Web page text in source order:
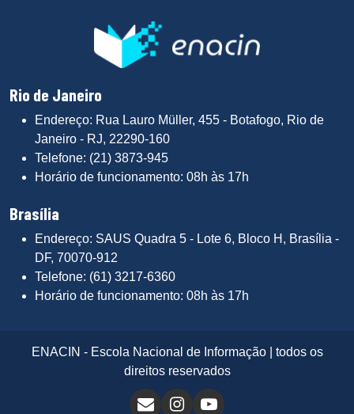
Rio de Janeiro
Endereço: Rua Lauro Müller, 455 - Botafogo, Rio de
Janeiro - RJ, 22290-160
Telefone: (21) 3873-945
Horário de funcionamento: 08h às 17h
Brasília
Endereço: SAUS Quadra 5 - Lote 6, Bloco H, Brasília -
DF, 70070-912
Telefone: (61) 3217-6360
Horário de funcionamento: 08h às 17h
ENACIN - Escola Nacional de Informação | todos os
direitos reservados